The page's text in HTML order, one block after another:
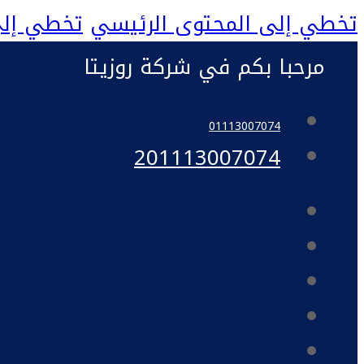
تخطي إلى المحتوى الرئيسي تخطي
مرحبا بكم في شركة روزيتا
01113007074
201113007074